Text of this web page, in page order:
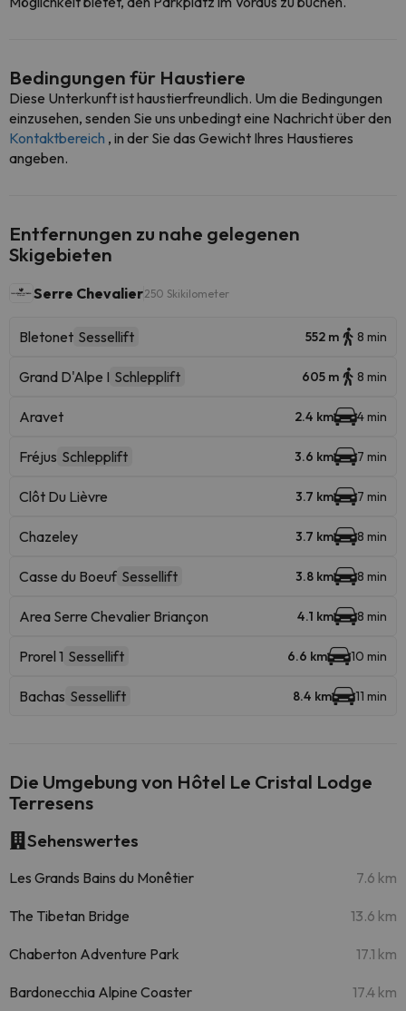
Bedingungen für Haustiere
Diese Unterkunft ist haustierfreundlich. Um die Bedingungen
einzusehen, senden Sie uns unbedingt eine Nachricht über den
Kontaktbereich , in der Sie das Gewicht Ihres Haustieres
angeben.
Entfernungen zu nahe gelegenen
Skigebieten
Serre Chevalier250 Skikilometer
Bletonet Sessellift 552 m 8 min
Grand D'Alpe I Schlepplift 605 m 8 min
Aravet 2.4 km 4 min
Fréjus Schlepplift 3.6 km 7 min
Clôt Du Lièvre 3.7 km 7 min
Chazeley 3.7 km 8 min
Casse du Boeuf Sessellift 3.8 km 8 min
Area Serre Chevalier Briançon 4.1 km 8 min
Prorel 1 Sessellift 6.6 km 10 min
Bachas Sessellift 8.4 km 11 min
Die Umgebung von Hôtel Le Cristal Lodge
Terresens
Sehenswertes
Les Grands Bains du Monêtier 7.6 km
The Tibetan Bridge 13.6 km
Chaberton Adventure Park 17.1 km
Bardonecchia Alpine Coaster 17.4 km